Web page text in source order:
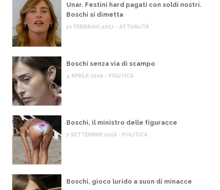
Unar. Festini hard pagati con soldi nostri.
Boschi si dimetta
21 FEBBRAIO 2017 - ATTUALITÀ
Boschi senza via di scampo
4 APRILE 2016 - POLITICA
Boschi, il ministro delle figuracce
7 SETTEMBRE 2016 - POLITICA
Boschi, gioco lurido a suon di minacce